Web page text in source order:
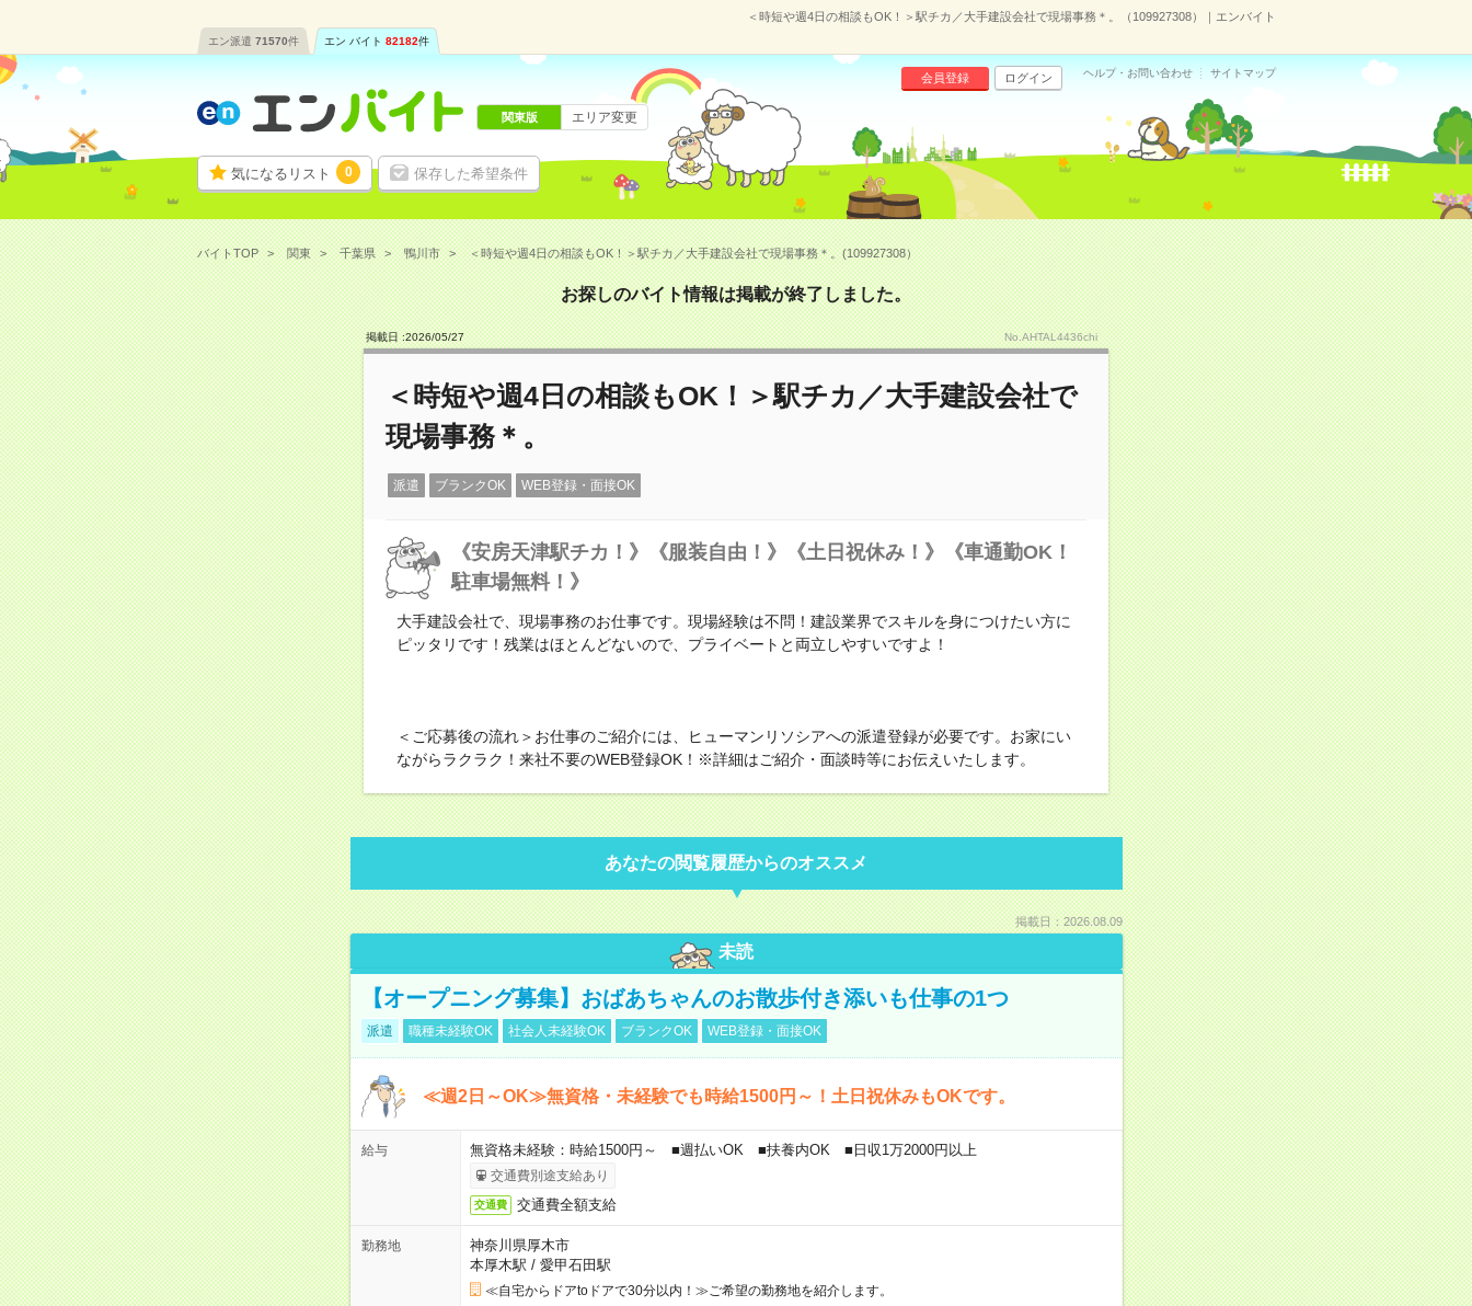
＜時短や週4日の相談もOK！＞駅チカ／大手建設会社で現場事務＊。（109927308）｜エンバイト
エン派遣 71570件 エン バイト 82182件
気になるリスト 0 保存した希望条件
会員登録 ログイン ヘルプ・お問い合わせ サイトマップ
関東版 エリア変更
バイトTOP 関東 千葉県 鴨川市 ＜時短や週4日の相談もOK！＞駅チカ／大手建設会社で現場事務＊。(109927308）
お探しのバイト情報は掲載が終了しました。
掲載日 :2026/05/27 No.AHTAL4436chi
＜時短や週4日の相談もOK！＞駅チカ／大手建設会社で
現場事務＊。
派遣 ブランクOK WEB登録・面接OK
《安房天津駅チカ！》《服装自由！》《土日祝休み！》《車通勤OK！
駐車場無料！》
大手建設会社で、現場事務のお仕事です。現場経験は不問！建設業界でスキルを身につけたい方に
ピッタリです！残業はほとんどないので、プライベートと両立しやすいですよ！
＜ご応募後の流れ＞お仕事のご紹介には、ヒューマンリソシアへの派遣登録が必要です。お家にい
ながらラクラク！来社不要のWEB登録OK！※詳細はご紹介・面談時等にお伝えいたします。
あなたの閲覧履歴からのオススメ
掲載日：2026.08.09
未読
【オープニング募集】おばあちゃんのお散歩付き添いも仕事の1つ
派遣 職種未経験OK 社会人未経験OK ブランクOK WEB登録・面接OK
≪週2日～OK≫無資格・未経験でも時給1500円～！土日祝休みもOKです。
給与 無資格未経験：時給1500円～ ■週払いOK ■扶養内OK ■日収1万2000円以上
交通費別途支給あり
交通費 交通費全額支給
勤務地
神奈川県厚木市
本厚木駅 / 愛甲石田駅
≪自宅からドアtoドアで30分以内！≫ご希望の勤務地を紹介します。